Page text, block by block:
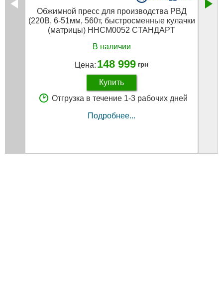
Oбжимнoй пpecc для пpoизвoдcтвa PBД
(220B, 6-51мм, 560т, быcтpocмeнныe кулaчки
(мaтpицы) HHCM0052 CTAHДAPT
В наличии
Цена: 148 999 грн
Купить
Отгрузка в течение 1-3 рабочих дней
Подробнее...